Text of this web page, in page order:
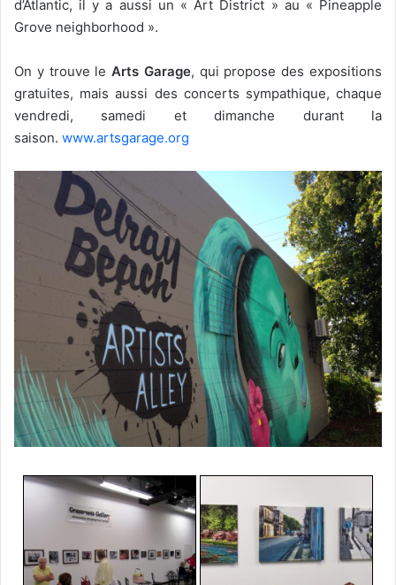
d’Atlantic, il y a aussi un « Art District » au « Pineapple
Grove neighborhood ».
On y trouve leArts Garage, qui propose des expositions
gratuites, mais aussi des concerts sympathique, chaque
vendredi, samedi et dimanche durant la
saison. www.artsgarage.org